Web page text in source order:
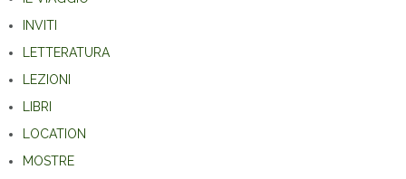
INVITI
LETTERATURA
LEZIONI
LIBRI
LOCATION
MOSTRE